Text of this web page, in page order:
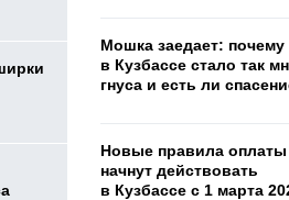
Мошка заедает: почему
в Кузбассе стало так
гнуса и есть ли
Новые правила
начнут действовать
в Кузбассе с 1 марта